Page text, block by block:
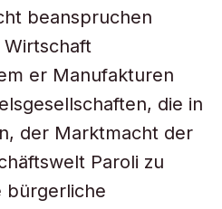
beanspruchen
er Manufakturen
die in
der Marktmacht der
Paroli zu
bürgerliche